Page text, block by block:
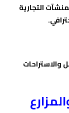
التجارية
والاستراحات